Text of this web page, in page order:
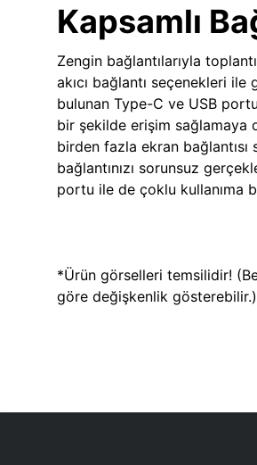
Kapsamlı
Zengin bağlantılarıyla
akıcı bağlantı seçenekleri ile
bulunan Type-C ve USB
bir şekilde erişim sağlamaya
birden fazla ekran
bağlantınızı sorunsuz
portu ile de çoklu kullanıma
*Ürün görselleri temsilidir!
göre değişkenlik gösterebilir.)